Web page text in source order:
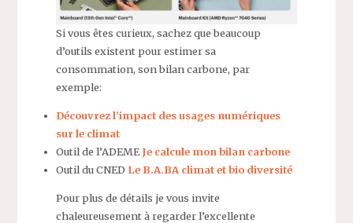
Si vous êtes curieux, sachez que beaucoup
d’outils existent pour estimer sa
consommation, son bilan carbone, par
exemple:
Découvrez l’impact des usages numériques
sur le climat
Outil de l’ADEME Je calcule mon bilan carbone
Outil du CNED Le B.A.BA climat et bio diversité
Pour plus de détails je vous invite
chaleureusement à regarder l’excellente